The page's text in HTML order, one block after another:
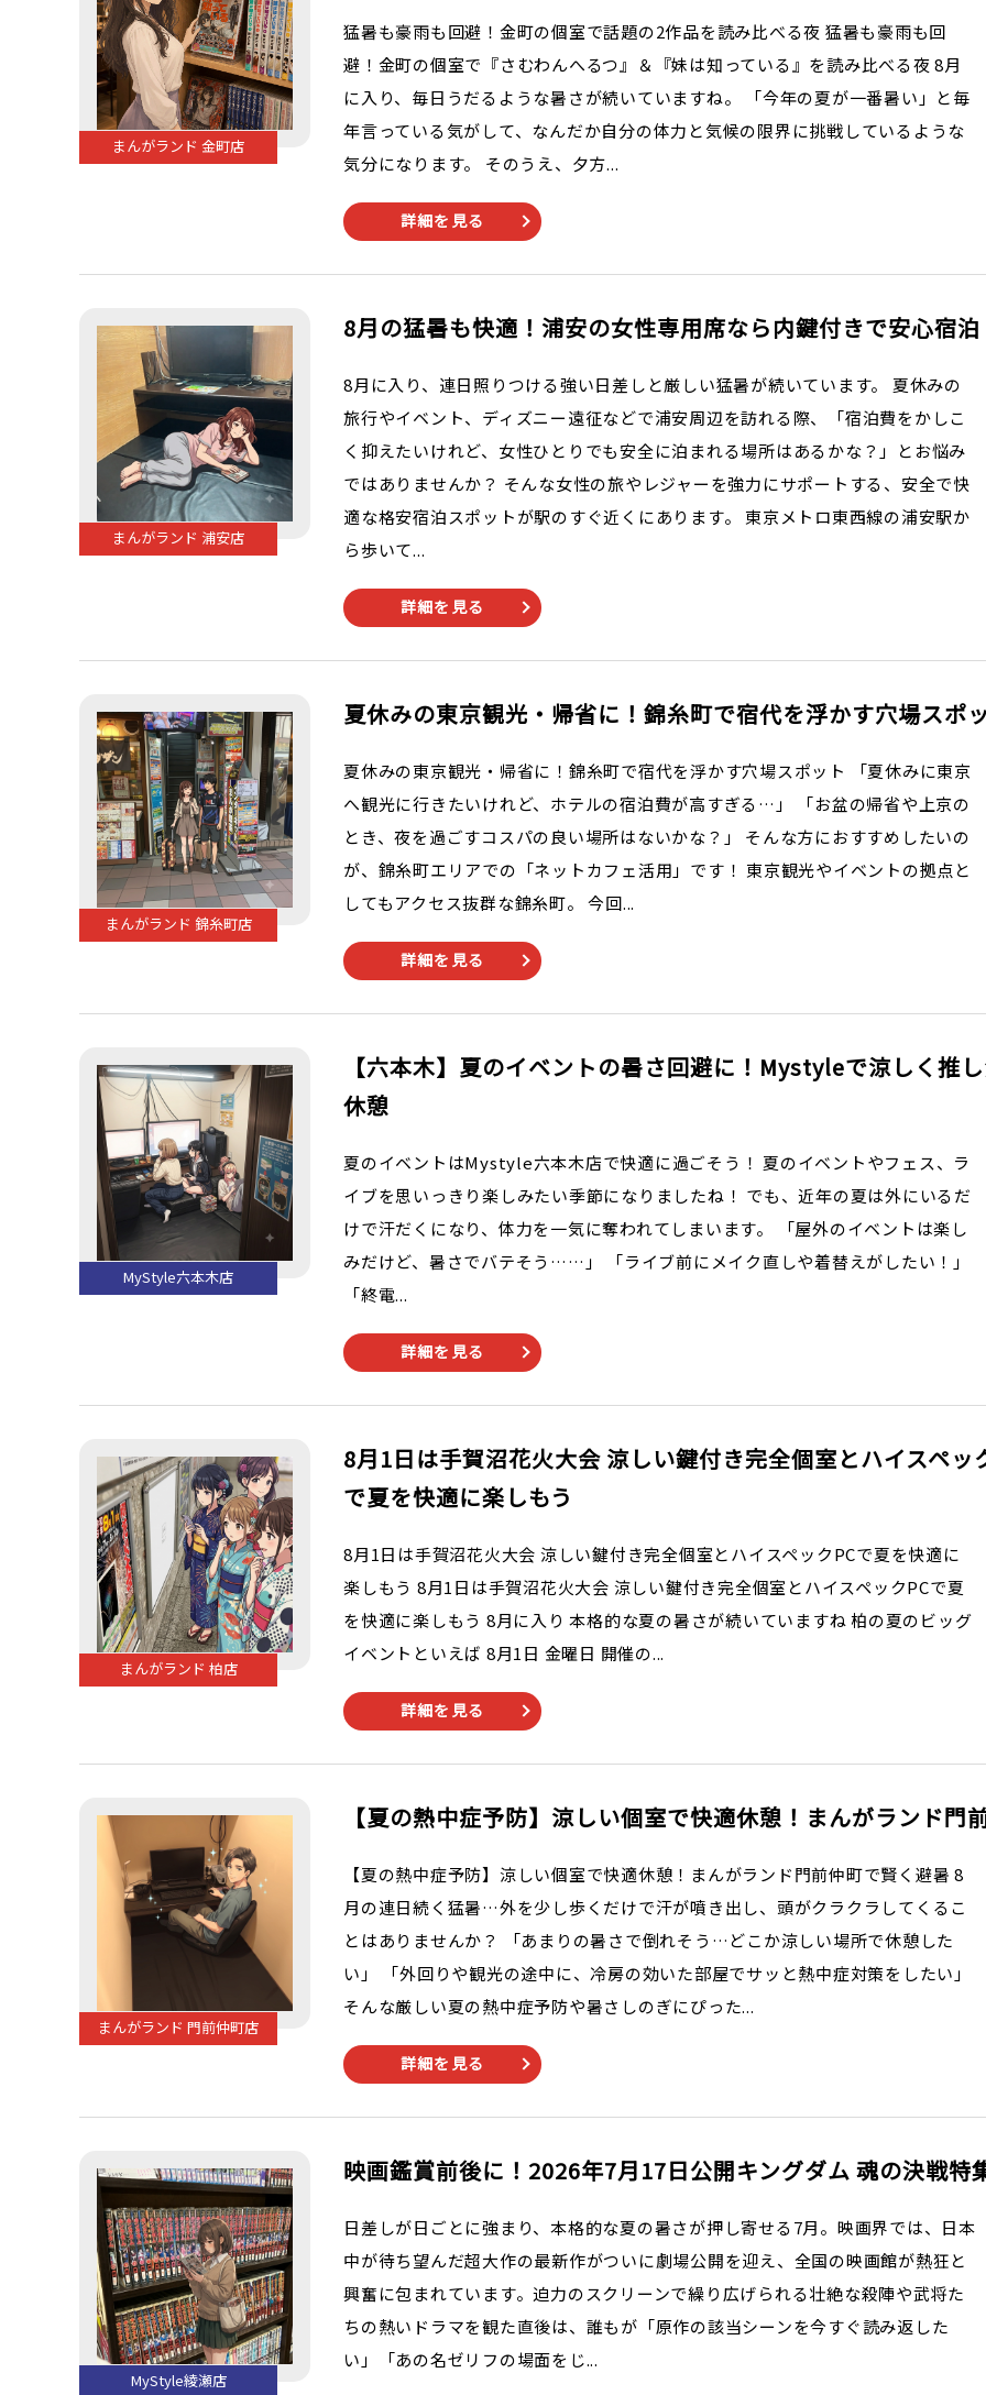
まんがランド 金町店
猛暑も豪雨も回避！金町の個室で話題の2作品を読み比べる夜 猛暑も豪雨も回
避！金町の個室で『さむわんへるつ』＆『妹は知っている』を読み比べる夜 8月
に入り、毎日うだるような暑さが続いていますね。 「今年の夏が一番暑い」と毎
年言っている気がして、なんだか自分の体力と気候の限界に挑戦しているような
気分になります。 そのうえ、夕方...
詳細を見る
まんがランド 浦安店
8月の猛暑も快適！浦安の女性専用席なら内鍵付きで安心宿泊
8月に入り、連日照りつける強い日差しと厳しい猛暑が続いています。 夏休みの
旅行やイベント、ディズニー遠征などで浦安周辺を訪れる際、「宿泊費をかしこ
く抑えたいけれど、女性ひとりでも安全に泊まれる場所はあるかな？」とお悩み
ではありませんか？ そんな女性の旅やレジャーを強力にサポートする、安全で快
適な格安宿泊スポットが駅のすぐ近くにあります。 東京メトロ東西線の浦安駅か
ら歩いて...
詳細を見る
まんがランド 錦糸町店
夏休みの東京観光・帰省に！錦糸町で宿代を浮かす穴場スポ
夏休みの東京観光・帰省に！錦糸町で宿代を浮かす穴場スポット 「夏休みに東京
へ観光に行きたいけれど、ホテルの宿泊費が高すぎる…」 「お盆の帰省や上京の
とき、夜を過ごすコスパの良い場所はないかな？」 そんな方におすすめしたいの
が、錦糸町エリアでの「ネットカフェ活用」です！ 東京観光やイベントの拠点と
してもアクセス抜群な錦糸町。 今回...
詳細を見る
MyStyle六本木店
【六本木】夏のイベントの暑さ回避に！Mystyleで涼しく推
休憩
夏のイベントはMystyle六本木店で快適に過ごそう！ 夏のイベントやフェス、ラ
イブを思いっきり楽しみたい季節になりましたね！ でも、近年の夏は外にいるだ
けで汗だくになり、体力を一気に奪われてしまいます。 「屋外のイベントは楽し
みだけど、暑さでバテそう……」 「ライブ前にメイク直しや着替えがしたい！」
「終電...
詳細を見る
まんがランド 柏店
8月1日は手賀沼花火大会 涼しい鍵付き完全個室とハイスペッ
で夏を快適に楽しもう
8月1日は手賀沼花火大会 涼しい鍵付き完全個室とハイスペックPCで夏を快適に
楽しもう 8月1日は手賀沼花火大会 涼しい鍵付き完全個室とハイスペックPCで夏
を快適に楽しもう 8月に入り 本格的な夏の暑さが続いていますね 柏の夏のビッグ
イベントといえば 8月1日 金曜日 開催の...
詳細を見る
まんがランド 門前仲町店
【夏の熱中症予防】涼しい個室で快適休憩！まんがランド門
【夏の熱中症予防】涼しい個室で快適休憩！まんがランド門前仲町で賢く避暑 8
月の連日続く猛暑…外を少し歩くだけで汗が噴き出し、頭がクラクラしてくるこ
とはありませんか？ 「あまりの暑さで倒れそう…どこか涼しい場所で休憩した
い」 「外回りや観光の途中に、冷房の効いた部屋でサッと熱中症対策をしたい」
そんな厳しい夏の熱中症予防や暑さしのぎにぴった...
詳細を見る
MyStyle綾瀬店
映画鑑賞前後に！2026年7月17日公開キングダム 魂の決戦特
日差しが日ごとに強まり、本格的な夏の暑さが押し寄せる7月。映画界では、日本
中が待ち望んだ超大作の最新作がついに劇場公開を迎え、全国の映画館が熱狂と
興奮に包まれています。迫力のスクリーンで繰り広げられる壮絶な殺陣や武将た
ちの熱いドラマを観た直後は、誰もが「原作の該当シーンを今すぐ読み返した
い」「あの名ゼリフの場面をじ...